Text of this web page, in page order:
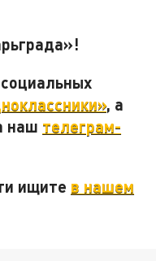
, а
наш телеграм-
ищите в нашем